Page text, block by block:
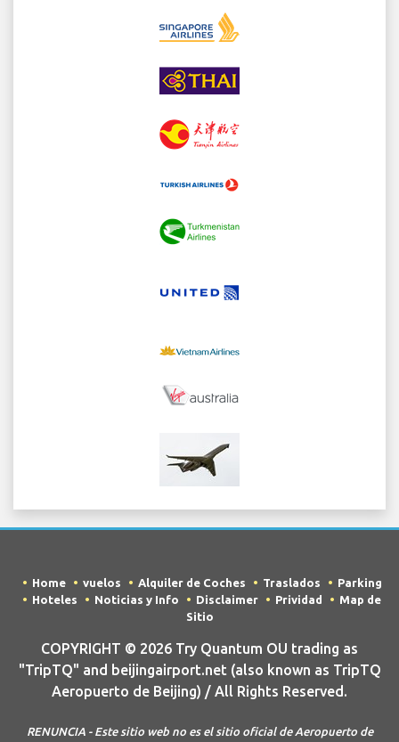
Home vuelos Alquiler de Coches Traslados
Parking
Hoteles
Noticias y Info Disclaimer Prividad
Map de
Sitio
COPYRIGHT © 2026 Try Quantum OU trading as
"TripTQ" and beijingairport.net (also known as TripTQ
Aeropuerto de Beijing) / All Rights Reserved.
RENUNCIA - Este sitio web no es el sitio oficial de Aeropuerto de